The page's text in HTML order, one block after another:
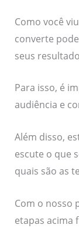
Como você
converte
seus
Para isso, é
audiência e
Além disso,
escute o que
quais são as
Com o nosso
etapas acima